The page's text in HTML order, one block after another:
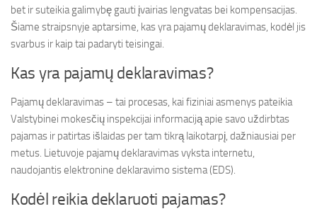
bet ir suteikia galimybę gauti įvairias lengvatas bei kompensacijas.
Šiame straipsnyje aptarsime, kas yra pajamų deklaravimas, kodėl jis
svarbus ir kaip tai padaryti teisingai.
Kas yra pajamų deklaravimas?
Pajamų deklaravimas – tai procesas, kai fiziniai asmenys pateikia
Valstybinei mokesčių inspekcijai informaciją apie savo uždirbtas
pajamas ir patirtas išlaidas per tam tikrą laikotarpį, dažniausiai per
metus. Lietuvoje pajamų deklaravimas vyksta internetu,
naudojantis elektronine deklaravimo sistema (EDS).
Kodėl reikia deklaruoti pajamas?